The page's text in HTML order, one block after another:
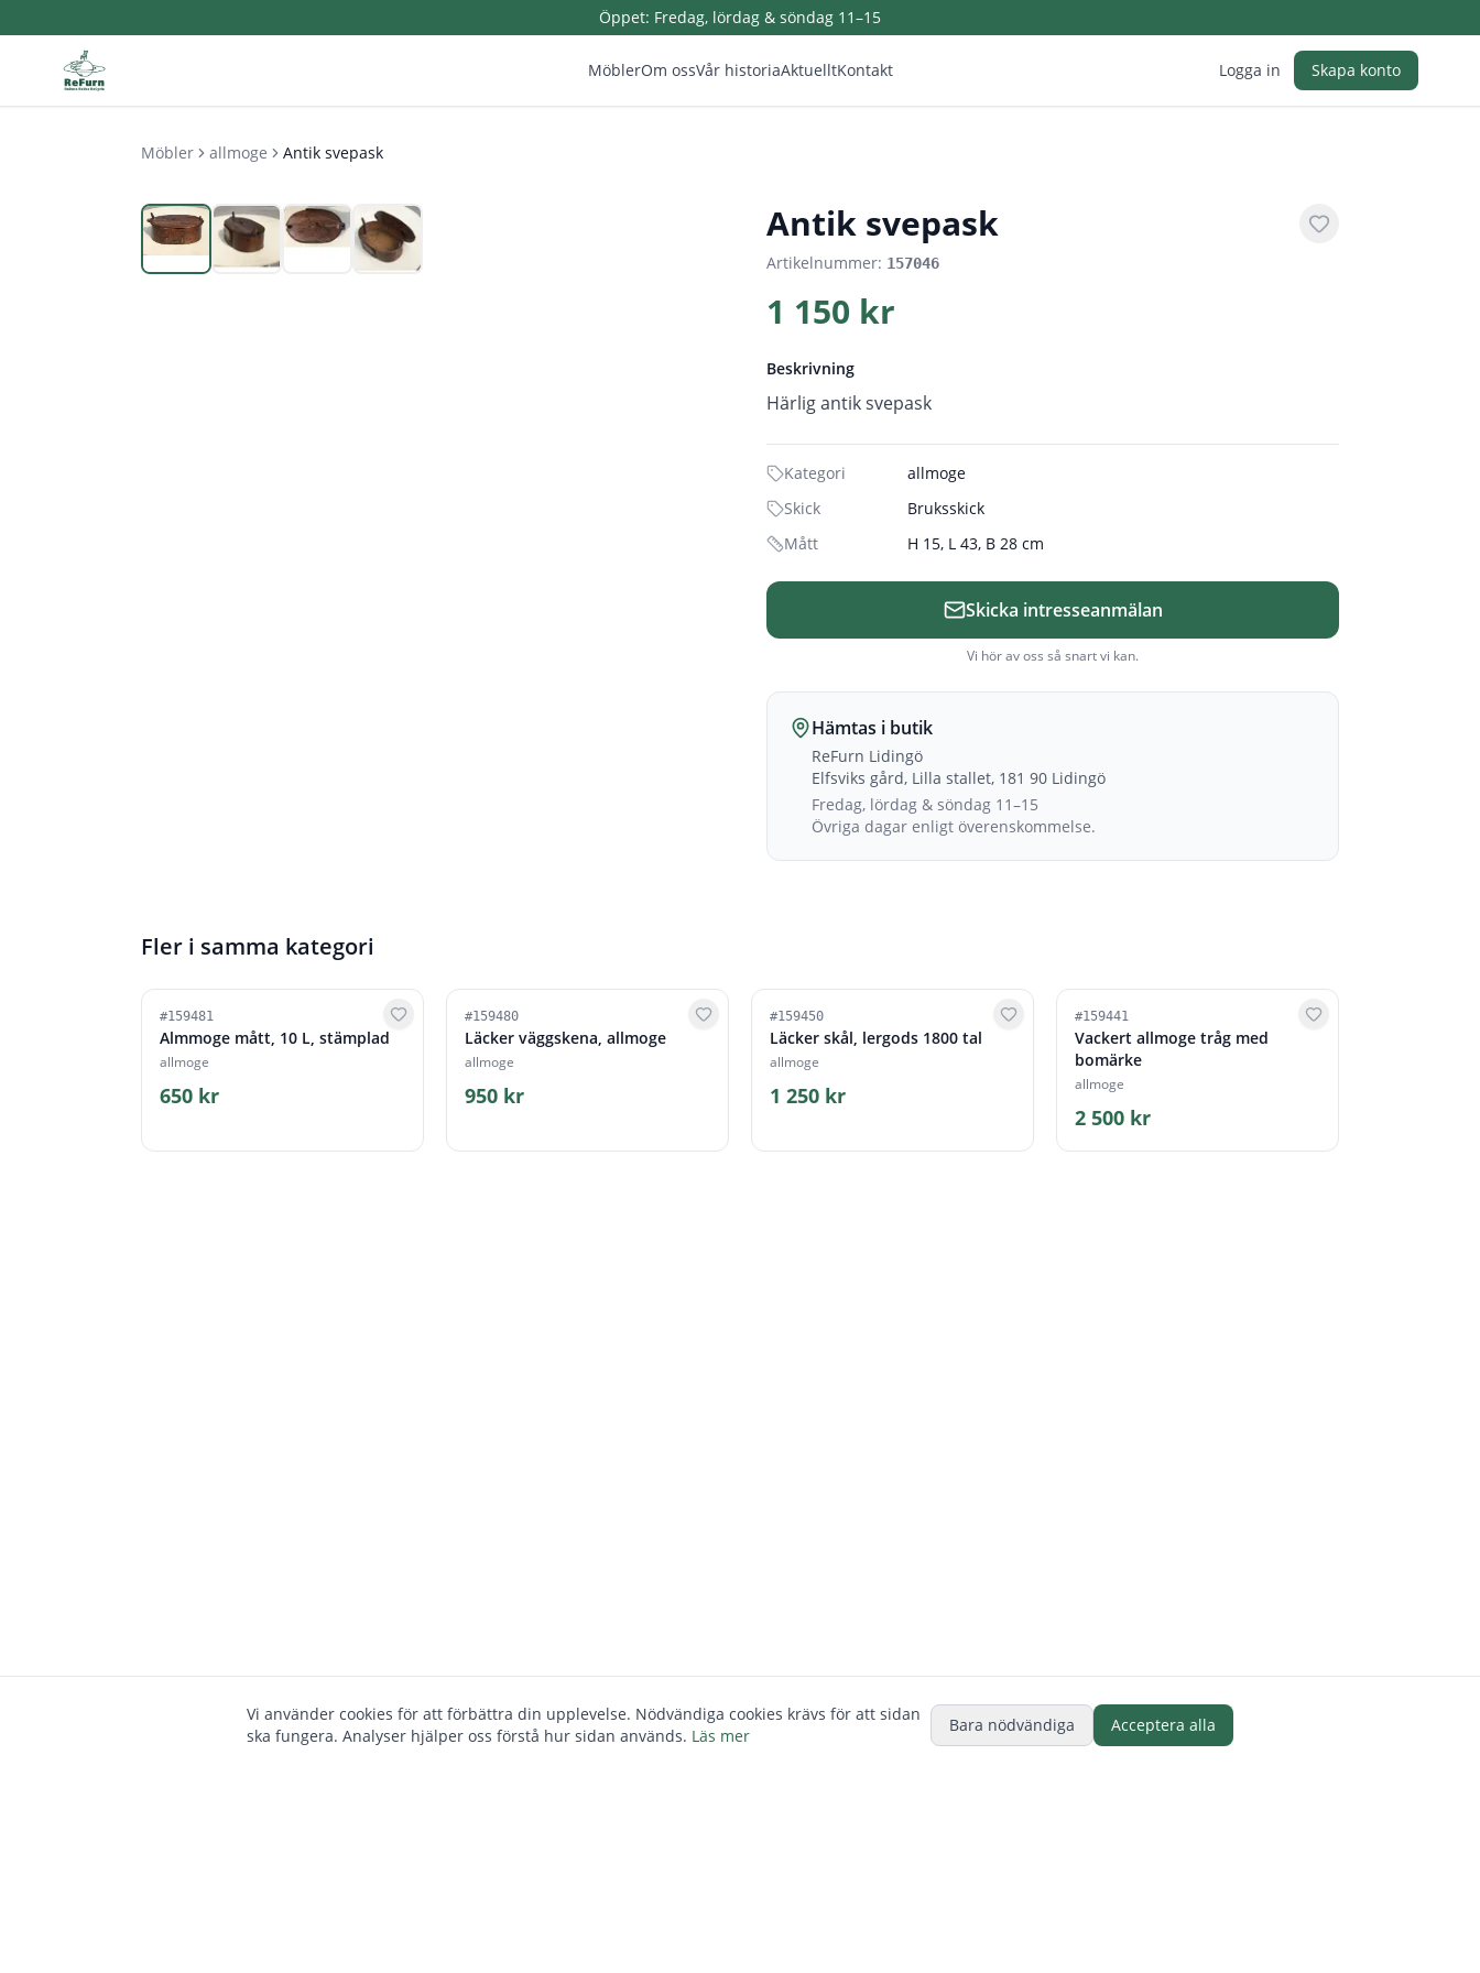
Öppet: Fredag, lördag & söndag 11–15
MöblerOm ossVår historiaAktuelltKontakt Logga in Skapa konto
Möbler allmoge Antik svepask
Antik svepask
Artikelnummer: 157046
1 150 kr
Beskrivning
Härlig antik svepask
Kategori
allmoge
Skick
Bruksskick
Mått
H 15, L 43, B 28 cm
Skicka intresseanmälan
Vi hör av oss så snart vi kan.
Hämtas i butik
ReFurn Lidingö
Elfsviks gård, Lilla stallet, 181 90 Lidingö
Fredag, lördag & söndag 11–15
Övriga dagar enligt överenskommelse.
Fler i samma kategori
#159481
Almmoge mått, 10 L, stämplad
allmoge
650 kr
#159480
Läcker väggskena, allmoge
allmoge
950 kr
#159450
Läcker skål, lergods 1800 tal
allmoge
1 250 kr
#159441
Vackert allmoge tråg med
bomärke
allmoge
2 500 kr
Vi använder cookies för att förbättra din upplevelse. Nödvändiga cookies krävs för att sidan
ska fungera. Analyser hjälper oss förstå hur sidan används. Läs mer
Bara nödvändiga Acceptera alla